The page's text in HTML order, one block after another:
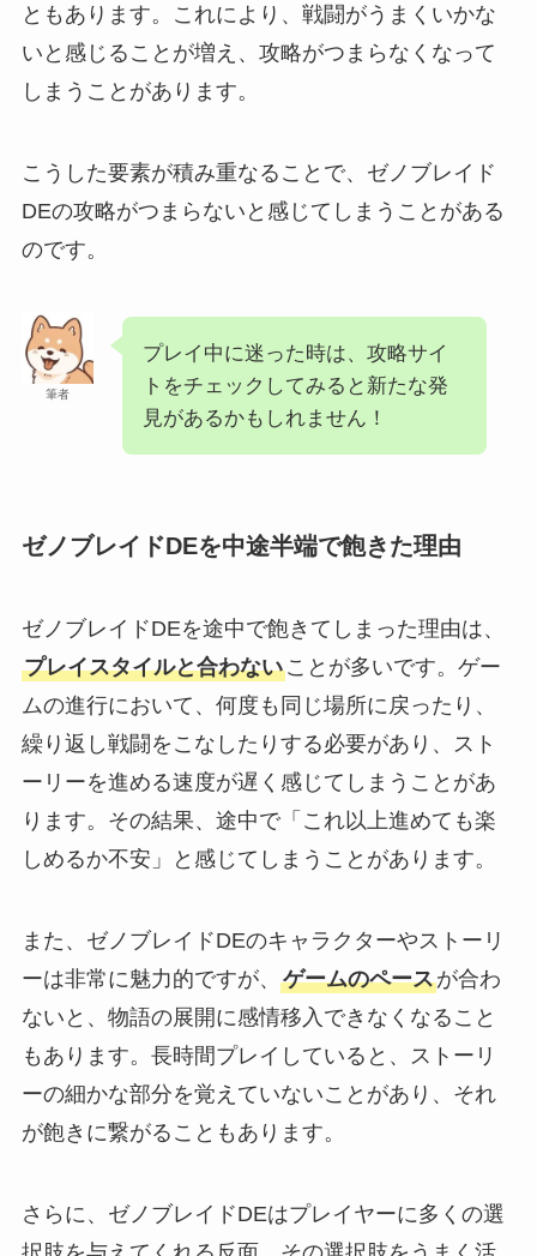
ともあります。これにより、戦闘がうまくいかな
いと感じることが増え、攻略がつまらなくなって
しまうことがあります。
こうした要素が積み重なることで、ゼノブレイド
DEの攻略がつまらないと感じてしまうことがある
のです。
筆者
プレイ中に迷った時は、攻略サイ
トをチェックしてみると新たな発
見があるかもしれません！
ゼノブレイドDEを中途半端で飽きた理由
ゼノブレイドDEを途中で飽きてしまった理由は、
プレイスタイルと合わないことが多いです。ゲー
ムの進行において、何度も同じ場所に戻ったり、
繰り返し戦闘をこなしたりする必要があり、スト
ーリーを進める速度が遅く感じてしまうことがあ
ります。その結果、途中で「これ以上進めても楽
しめるか不安」と感じてしまうことがあります。
また、ゼノブレイドDEのキャラクターやストーリ
ーは非常に魅力的ですが、 ゲームのペースが合わ
ないと、物語の展開に感情移入できなくなること
もあります。長時間プレイしていると、ストーリ
ーの細かな部分を覚えていないことがあり、それ
が飽きに繋がることもあります。
さらに、ゼノブレイドDEはプレイヤーに多くの選